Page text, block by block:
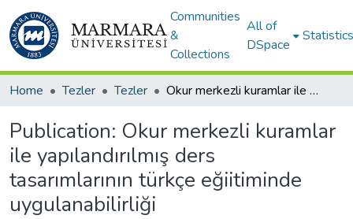
Communities
&
Collections
All of
DSpace
Statistics
Home Tezler Tezler Okur merkezli kuramlar ile yapılandırılmış ders tasarımlarının türkçe eğiitiminde uygulanabilirliği
Publication: Okur merkezli kuramlar
ile yapılandırılmış ders
tasarımlarının türkçe eğiitiminde
uygulanabilirliği